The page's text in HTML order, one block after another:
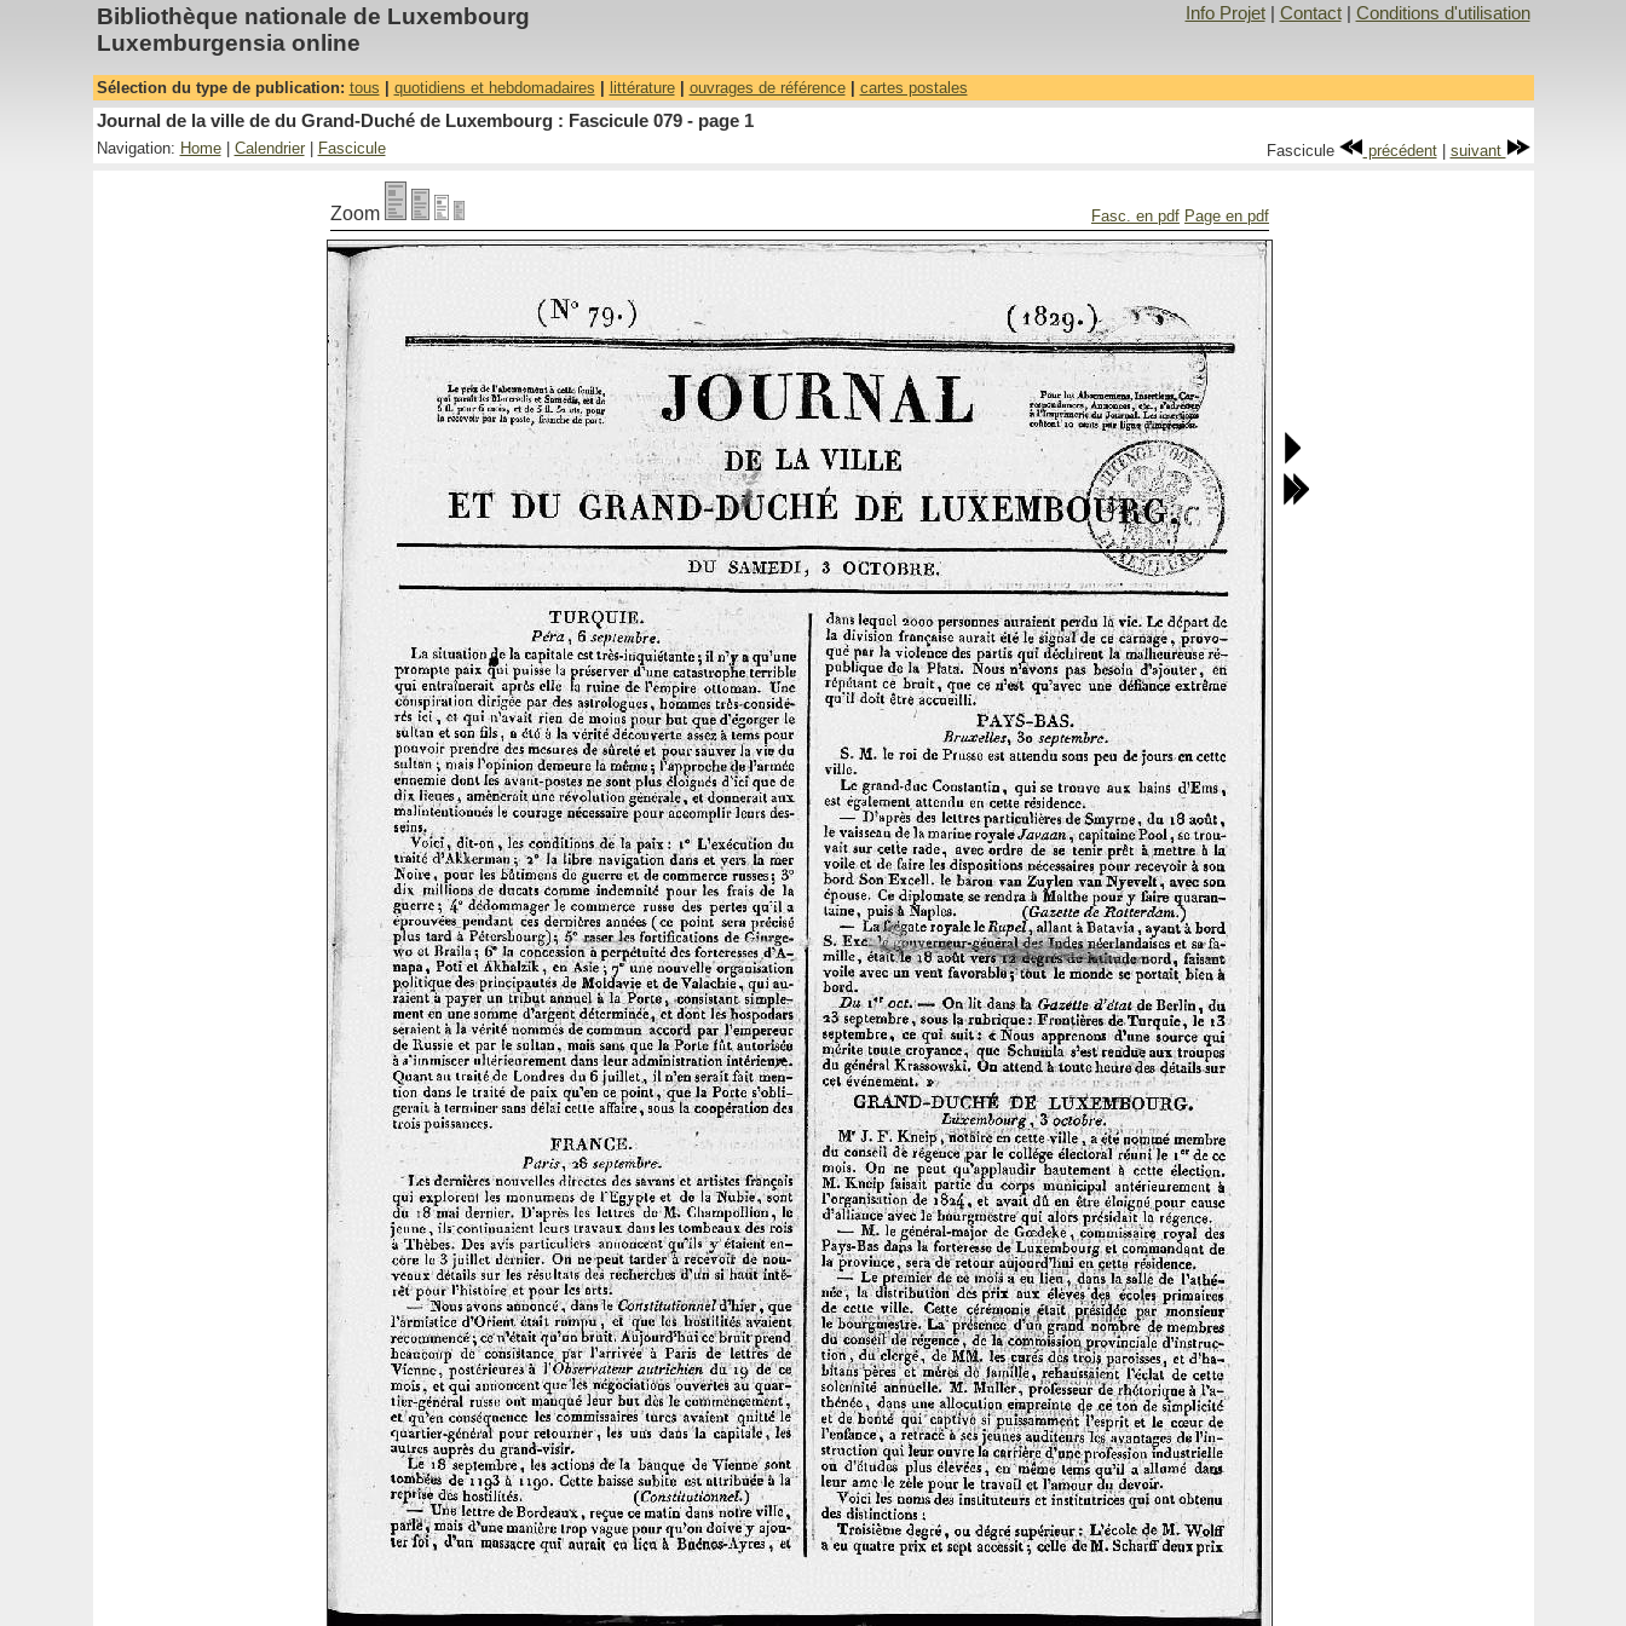
Bibliothèque nationale de Luxembourg
Luxemburgensia online
Info Projet| Contact| Conditions d'utilisation
Sélection du type de publication: tous quotidiens et hebdomadaires littérature| ouvrages de référence| cartes postales
Journal de la ville de du Grand-Duché de Luxembourg : Fascicule 079 - page 1
Navigation: Home| Calendrier| Fascicule Fascicule précédent| suivant
Zoom Fasc. en pdf Page en pdf